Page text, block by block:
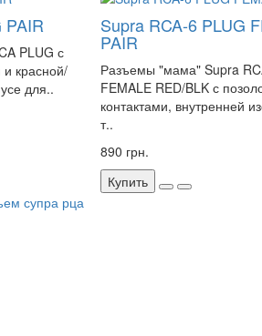
PAIR
PLUG с
красной/
для..
Supra RCA-6 PLUG
PAIR
Разъемы "мама" Supra
FEMALE RED/BLK с
контактами, внутренней
т..
890 грн.
Купить
супра рца